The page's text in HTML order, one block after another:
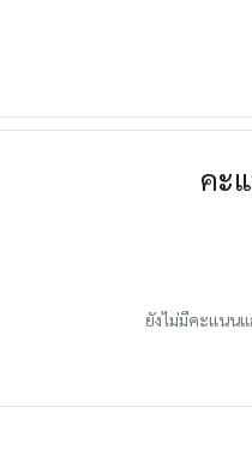
คะ
ยังไม่มีคะแนน